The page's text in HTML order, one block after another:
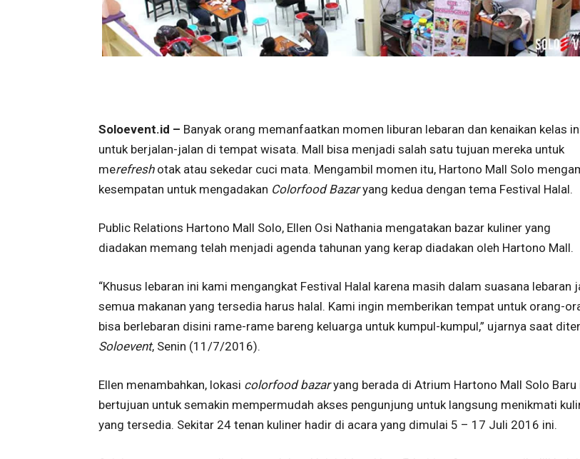
Soloevent.id – Banyak orang memanfaatkan momen liburan lebaran dan kenaikan kelas
untuk berjalan-jalan di tempat wisata. Mall bisa menjadi salah satu tujuan mereka untuk
merefreshotak atau sekedar cuci mata. Mengambil momen itu, Hartono Mall Solo
kesempatan untuk mengadakan Colorfood Bazaryang kedua dengan tema Festival Halal.
Public Relations Hartono Mall Solo, Ellen Osi Nathania mengatakan bazar kuliner yang
diadakan memang telah menjadi agenda tahunan yang kerap diadakan oleh Hartono Mall.
“Khusus lebaran ini kami mengangkat Festival Halal karena masih dalam suasana lebaran
semua makanan yang tersedia harus halal. Kami ingin memberikan tempat untuk orang-
bisa berlebaran disini rame-rame bareng keluarga untuk kumpul-kumpul,” ujarnya saat
Soloevent, Senin (11/7/2016).
Ellen menambahkan, lokasi colorfood bazaryang berada di Atrium Hartono Mall Solo Baru
bertujuan untuk semakin mempermudah akses pengunjung untuk langsung menikmati
yang tersedia. Sekitar 24 tenan kuliner hadir di acara yang dimulai 5 – 17 Juli 2016 ini.